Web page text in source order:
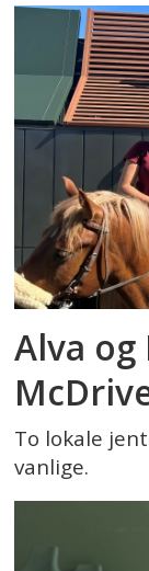
Alva
To lokale
vanlige.